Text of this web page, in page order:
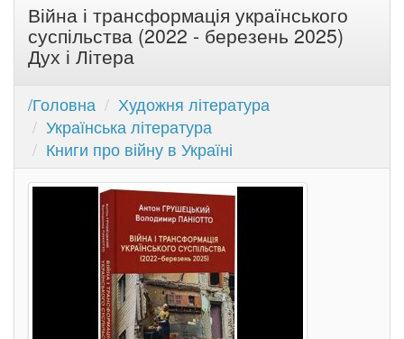
Війна і трансформація українського
суспільства (2022 - березень 2025)
Дух і Літера
/Головна
Художня література
Українська література
Книги про війну в Україні